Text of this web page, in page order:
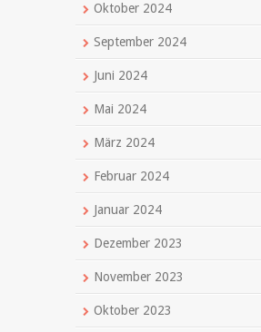
Oktober 2024
September 2024
Juni 2024
Mai 2024
März 2024
Februar 2024
Januar 2024
Dezember 2023
November 2023
Oktober 2023